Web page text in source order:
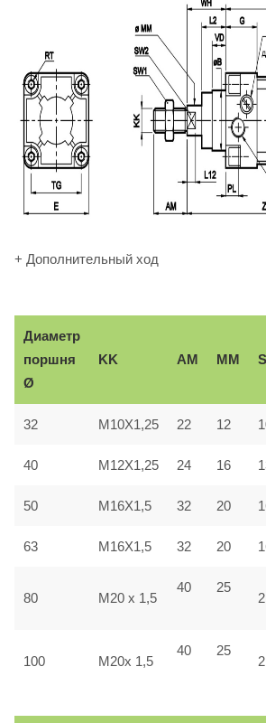
+ Дополнительный ход
Диаметр
поршня
Ø
KK AM ММ
32 M10X1,25 22 12
40 M12X1,25 24 16
50 M16X1,5 32 20
63 M16X1,5 32 20
80 M20 x 1,5
40 25
100 M20x 1,5
40 25